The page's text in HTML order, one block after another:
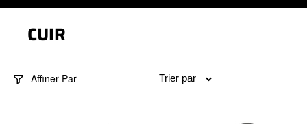
STC
Footwear
CUIR
Affiner Par Trier par